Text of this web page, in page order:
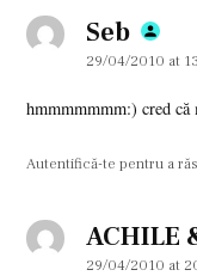
Seb says:
29/04/2010 at
hmmmmmmm:) cred că
Autentifică-te pentru a
ACHILE
29/04/2010 at